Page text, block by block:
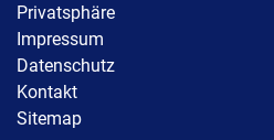
Privatsphäre
Impressum
Datenschutz
Kontakt
Sitemap